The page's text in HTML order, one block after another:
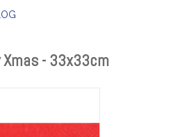
- 33x33cm